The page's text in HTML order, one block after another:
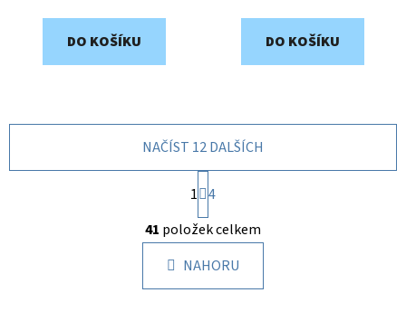
DO KOŠÍKU DO KOŠÍKU
O
v
l
á
d
NAČÍST 12 DALŠÍCH
S
t
r
á
n
k
1 4
41 položek celkem
NAHORU